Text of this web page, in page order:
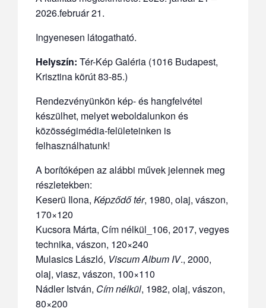
2026.február 21.
Ingyenesen látogatható.
Helyszín: Tér-Kép Galéria (1016 Budapest,
Krisztina körút 83-85.)
Rendezvényünkön kép- és hangfelvétel
készülhet, melyet weboldalunkon és
közösségimédia-felületeinken is
felhasználhatunk!
A borítóképen az alábbi művek jelennek meg
részletekben:
Keserü Ilona, Képződő tér, 1980, olaj, vászon,
170×120
Kucsora Márta, Cím nélkül_106, 2017, vegyes
technika, vászon, 120×240
Mulasics László, Viscum Album IV., 2000,
olaj, viasz, vászon, 100×110
Nádler István, Cím nélkül, 1982, olaj, vászon,
80×200